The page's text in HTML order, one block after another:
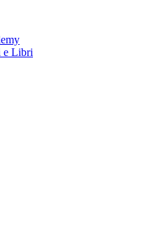
e Libri